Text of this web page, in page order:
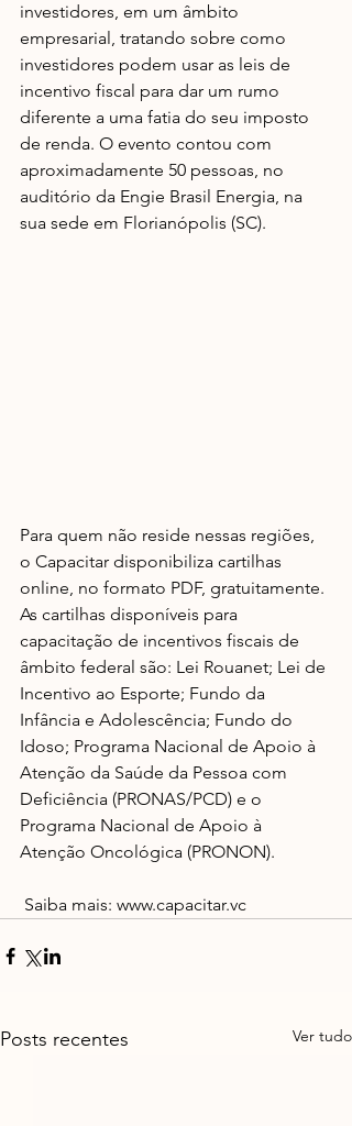
investidores, em um âmbito
empresarial, tratando sobre como
investidores podem usar as leis de
incentivo fiscal para dar um rumo
diferente a uma fatia do seu imposto
de renda. O evento contou com
aproximadamente 50 pessoas, no
auditório da Engie Brasil Energia, na
sua sede em Florianópolis (SC).
Para quem não reside nessas regiões,
o Capacitar disponibiliza cartilhas
online, no formato PDF, gratuitamente.
As cartilhas disponíveis para
capacitação de incentivos fiscais de
âmbito federal são: Lei Rouanet; Lei de
Incentivo ao Esporte; Fundo da
Infância e Adolescência; Fundo do
Idoso; Programa Nacional de Apoio à
Atenção da Saúde da Pessoa com
Deficiência (PRONAS/PCD) e o
Programa Nacional de Apoio à
Atenção Oncológica (PRONON).
Saiba mais: www.capacitar.vc
Posts recentes Ver tudo